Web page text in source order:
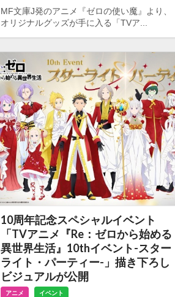
MF文庫J発のアニメ『ゼロの使い魔』より、
オリジナルグッズが手に入る「TVア...
10周年記念スペシャルイベント
「TVアニメ『Re：ゼロから始める
異世界生活』10thイベント-スター
ライト・パーティー-」描き下ろし
ビジュアルが公開
アニメ イベント